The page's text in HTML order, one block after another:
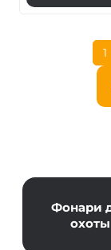
1
Фонари
охоты